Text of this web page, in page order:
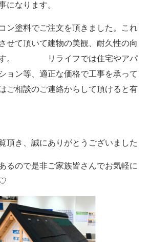
になります。
ン塗料でご注文を頂きました。これ
せて頂いて建物の美観、耐久性の向
す。 リライフでは住宅やアパ
ョン等、適正な価格で工事を承って
ご相談のご連絡からして頂けると有
。
頂き、誠にありがとうございました
るので是非ご家族皆さんでお気軽に
♡